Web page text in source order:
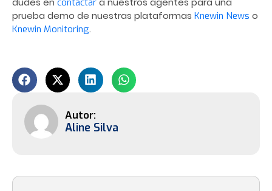
contactar
prueba demo de nuestras plataformas Knewin News o
Knewin Monitoring.
Aline Silva